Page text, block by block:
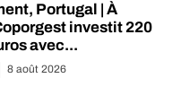
Portugal | À
investit 220
avec...
8 août 2026